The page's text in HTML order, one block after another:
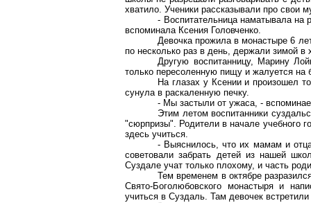
хватило. Ученики рассказывали про свои
- Воспитательница наматывала на
вспоминала Ксения Головченко.
Девочка прожила в монастыре 6
по несколько раз в день, держали зимой
Другую воспитанницу, Марину
только пересоленную пищу и жалуется на
На глазах у Ксении и произошел
сунула в раскаленную печку.
- Мы застыли от ужаса, -
Этим летом воспитанники
"сюрпризы". Родители в начале учебного
здесь учиться.
- Выяснилось, что их мамам и
советовали забрать детей из нашей
Суздале учат только плохому, и часть
Тем временем в октябре
Свято-Боголюбовского монастыря и
учиться в Суздаль. Там девочек